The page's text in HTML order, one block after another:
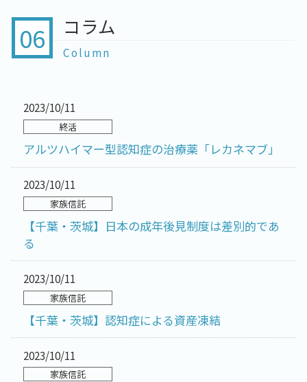
06 コラム
Column
2023/10/11
終活
アルツハイマー型認知症の治療薬「レカネマブ」
2023/10/11
家族信託
【千葉・茨城】日本の成年後見制度は差別的であ
る
2023/10/11
家族信託
【千葉・茨城】認知症による資産凍結
2023/10/11
家族信託